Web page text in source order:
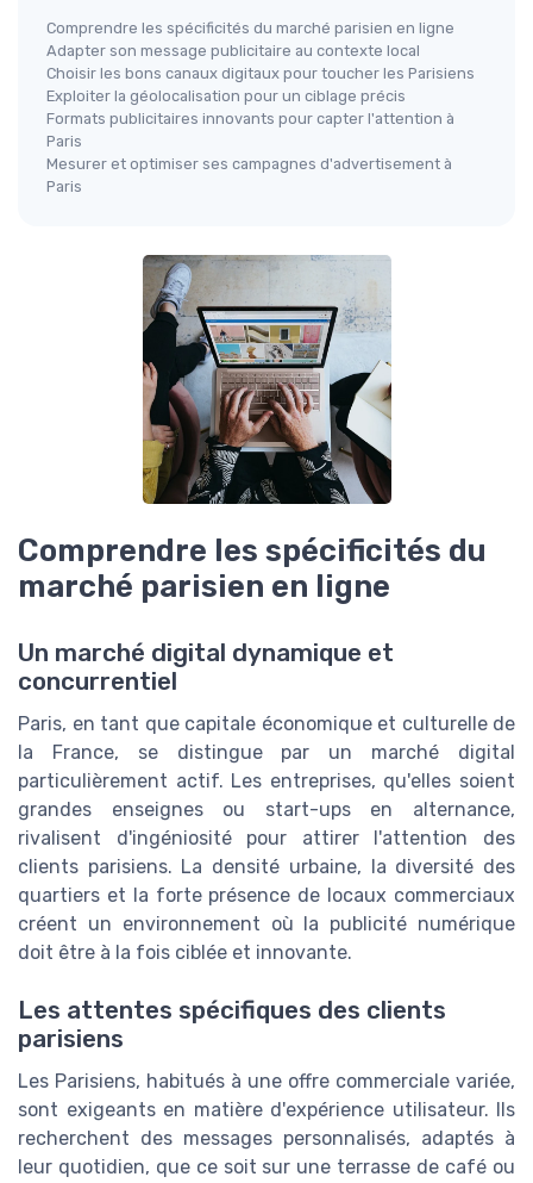
Comprendre les spécificités du marché parisien en ligne
Adapter son message publicitaire au contexte local
Choisir les bons canaux digitaux pour toucher les Parisiens
Exploiter la géolocalisation pour un ciblage précis
Formats publicitaires innovants pour capter l'attention à
Paris
Mesurer et optimiser ses campagnes d'advertisement à
Paris
Comprendre les spécificités du
marché parisien en ligne
Un marché digital dynamique et
concurrentiel
Paris, en tant que capitale économique et culturelle de
la France, se distingue par un marché digital
particulièrement actif. Les entreprises, qu'elles soient
grandes enseignes ou start-ups en alternance,
rivalisent d'ingéniosité pour attirer l'attention des
clients parisiens. La densité urbaine, la diversité des
quartiers et la forte présence de locaux commerciaux
créent un environnement où la publicité numérique
doit être à la fois ciblée et innovante.
Les attentes spécifiques des clients
parisiens
Les Parisiens, habitués à une offre commerciale variée,
sont exigeants en matière d'expérience utilisateur. Ils
recherchent des messages personnalisés, adaptés à
leur quotidien, que ce soit sur une terrasse de café ou